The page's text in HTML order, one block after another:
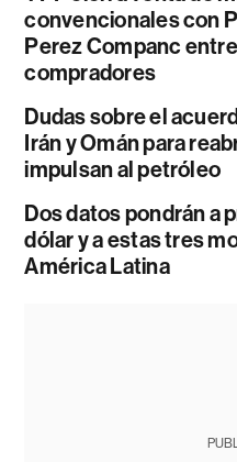
convencionales con
Perez Companc
compradores
Dudas sobre el
Irán y Omán para
impulsan al petróleo
Dos datos pondrán a
dólar y a estas tres
América Latina